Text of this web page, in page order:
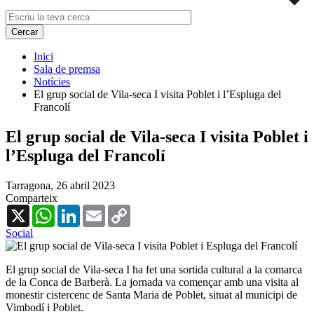
Inici
Sala de premsa
Notícies
El grup social de Vila-seca I visita Poblet i l’Espluga del
Francolí
El grup social de Vila-seca I visita Poblet i
l’Espluga del Francolí
Tarragona, 26 abril 2023
Comparteix
X
WhatsAppLinkedInEmail
Social
El grup social de Vila-seca I ha fet una sortida cultural a la comarca
de la Conca de Barberà. La jornada va començar amb una visita al
monestir cistercenc de Santa Maria de Poblet, situat al municipi de
Vimbodí i Poblet.